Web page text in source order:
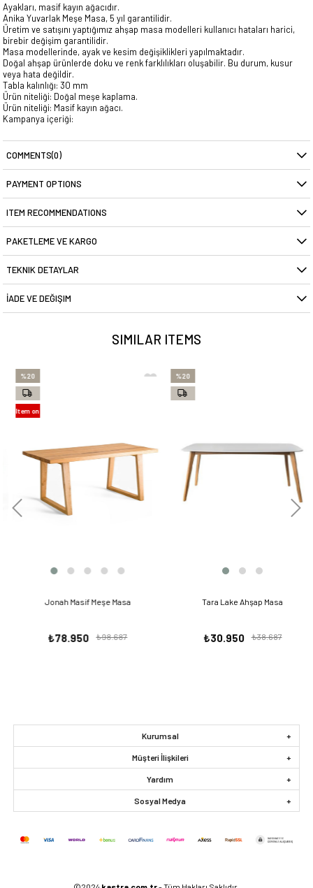
Ayakları, masif kayın ağacıdır.
Anika Yuvarlak Meşe Masa, 5 yıl garantilidir.
Üretim ve satışını yaptığımız ahşap masa modelleri kullanıcı hataları harici,
birebir değişim garantilidir.
Masa modellerinde, ayak ve kesim değişiklikleri yapılmaktadır.
Doğal ahşap ürünlerde doku ve renk farklılıkları oluşabilir. Bu durum, kusur
veya hata değildir.
Tabla kalınlığı: 30 mm
Ürün niteliği: Doğal meşe kaplama.
Ürün niteliği: Masif kayın ağacı.
Kampanya içeriği:
110 cm Anika Yuvarlak Meşe Masa
Amerikan Sandalye (4 adet)
COMMENTS(0)
PAYMENT OPTIONS
ITEM RECOMMENDATIONS
PAKETLEME VE KARGO
TEKNIK DETAYLAR
İADE VE DEĞIŞIM
SIMILAR ITEMS
Jonah Masif Meşe Masa
₺78.950 ₺98.687
%20
Item on
Tara Lake Ahşap Masa
₺30.950 ₺38.687
%20
Kurumsal
Müşteri İlişkileri
Yardım
Sosyal Medya